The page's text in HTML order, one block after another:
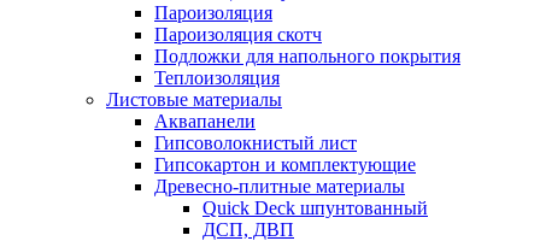
Пароизоляция
Пароизоляция скотч
Подложки для напольного покрытия
Теплоизоляция
Листовые материалы
Аквапанели
Гипсоволокнистый лист
Гипсокартон и комплектующие
Древесно-плитные материалы
Quick Deck шпунтованный
ДСП, ДВП